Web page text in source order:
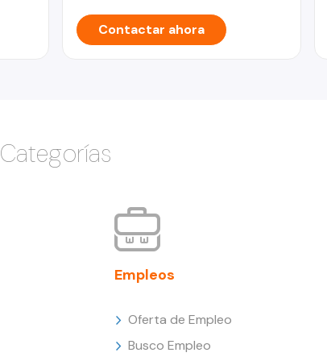
Contactar ahora
Categorías
Empleos
Oferta de Empleo
Busco Empleo